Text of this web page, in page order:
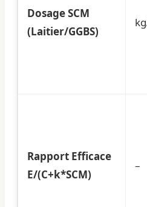
Dosage SCM
(Laitier/GGBS)
Rapport Efficace
E/(C+k*SCM)
–